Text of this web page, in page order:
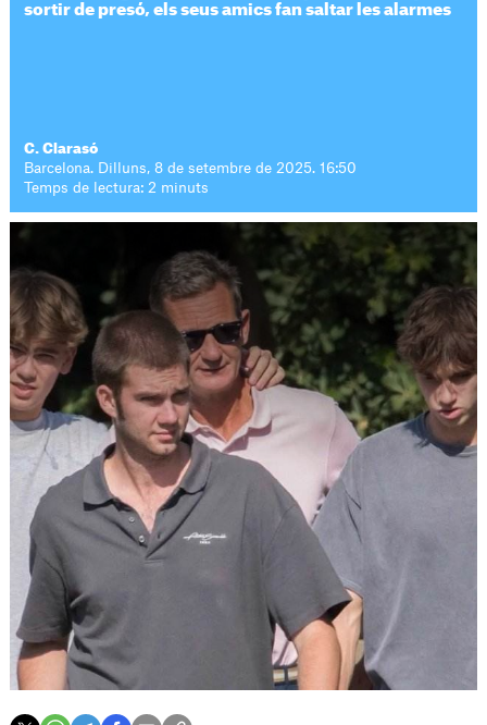
sortir de presó, els seus amics fan saltar les alarmes
C. Clarasó
Barcelona. Dilluns, 8 de setembre de 2025. 16:50
Temps de lectura: 2 minuts